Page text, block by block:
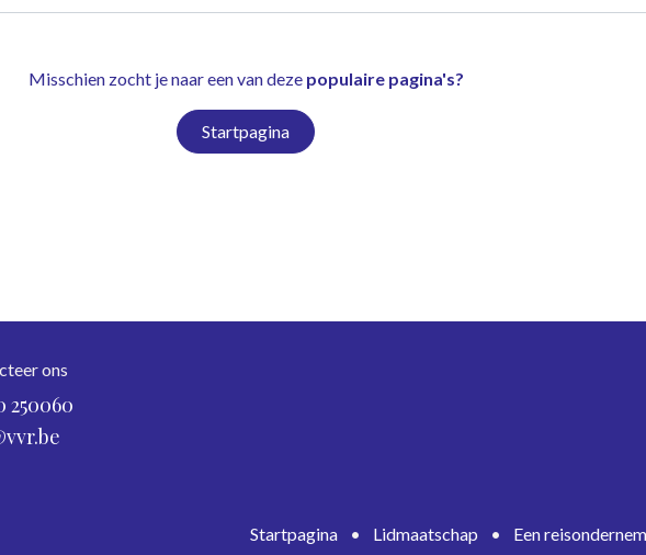
Misschien zocht je naar een van deze populaire pagina's?
Startpagina
ons
250060
Startpagina • Lidmaatschap • Een